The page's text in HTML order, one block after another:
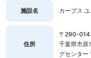
施設名 カーブス
住所
〒290-
千葉県市原
グセンター